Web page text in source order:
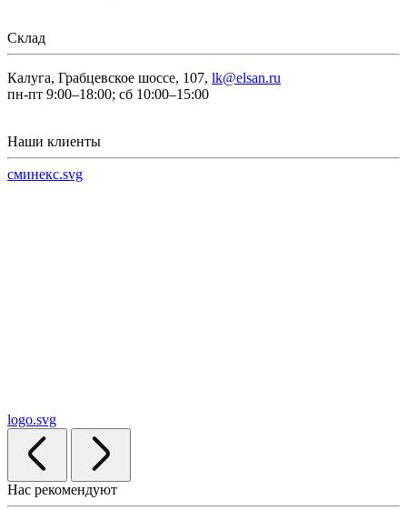
Склад
Калуга, Грабцевское шоссе, 107, lk@elsan.ru
пн-пт 9:00–18:00; сб 10:00–15:00
Наши клиенты
сминекс.svg
logo.svg
Нас рекомендуют